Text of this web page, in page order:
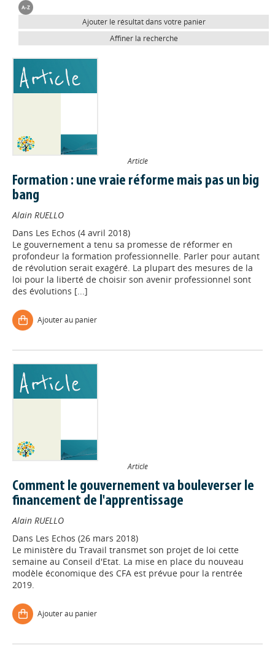
Ajouter le résultat dans votre panier
Affiner la recherche
Article
Formation : une vraie réforme mais pas un big
bang
Alain RUELLO
Dans Les Echos (4 avril 2018)
Le gouvernement a tenu sa promesse de réformer en
profondeur la formation professionnelle. Parler pour autant
de révolution serait exagéré. La plupart des mesures de la
loi pour la liberté de choisir son avenir professionnel sont
des évolutions [...]
Ajouter au panier
Article
Comment le gouvernement va bouleverser le
financement de l'apprentissage
Alain RUELLO
Dans Les Echos (26 mars 2018)
Le ministère du Travail transmet son projet de loi cette
semaine au Conseil d'Etat. La mise en place du nouveau
modèle économique des CFA est prévue pour la rentrée
2019.
Ajouter au panier